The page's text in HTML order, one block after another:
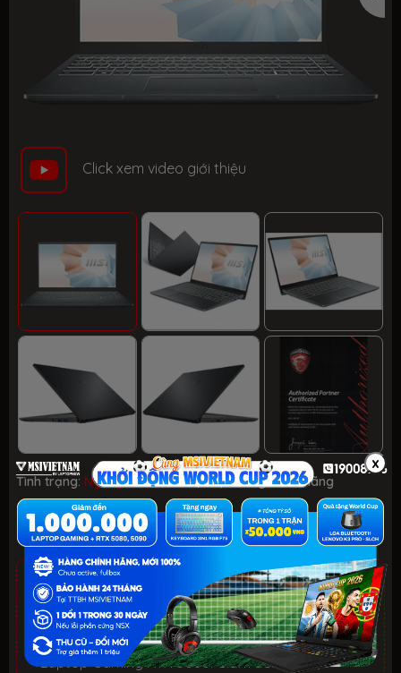
Click xem video giới thiệu
Tình trạng: Ngừng kinh doanh | Loại:Hàng chính hãng
Ngừng kinh doanh
ƯU ĐÃI TỐT NHẤT TRONG NĂM
HELLO SUMMER 2026.Xem chi tiết
- Laptop văn phòng. Giảm đến 700K
- Laptop Gaming RTX 5080: Giảm đến 2 TRIỆU +
x